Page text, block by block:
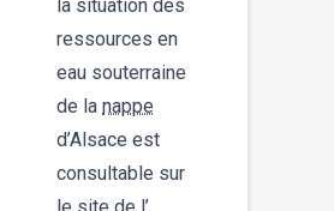
la situation des
ressources en
eau souterraine
de la nappe
d’Alsace est
consultable sur